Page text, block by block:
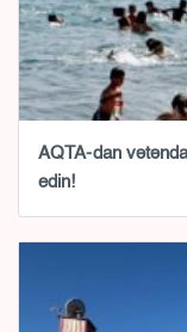
AQTA-dan
edin!